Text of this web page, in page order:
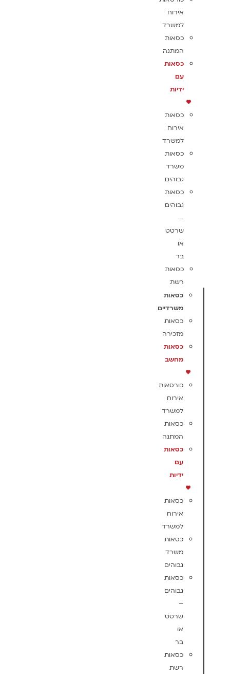
אירוח
למשרד
כסאות
המתנה
כסאות
עם
ידיות
כסאות
אירוח
למשרד
כסאות
משרד
גבוהים
כסאות
גבוהים
–
שרטט
או
בר
כסאות
רשת
כסאות
משרדיים
כסאות
מזכירה
כסאות
מחשב
כורסאות
אירוח
למשרד
כסאות
המתנה
כסאות
עם
ידיות
כסאות
אירוח
למשרד
כסאות
משרד
גבוהים
כסאות
גבוהים
–
שרטט
או
בר
כסאות
רשת